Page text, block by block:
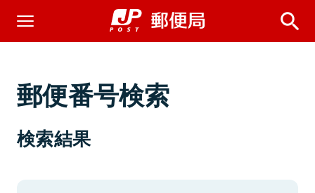
郵便番号検索
検索結果